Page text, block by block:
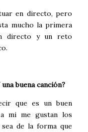
en directo, pero
mucho la primera
directo y un reto
buena canción?
que es un buen
mi me gustan los
de la forma que